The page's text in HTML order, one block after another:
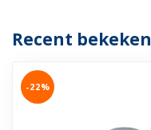
Recent bekeken
-22%